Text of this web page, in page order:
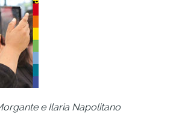
e Ilaria Napolitano